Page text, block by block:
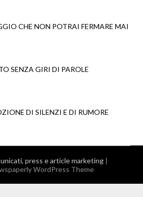
CHE NON POTRAI FERMARE MAI
SENZA GIRI DI PAROLE
DI SILENZI E DI RUMORE
press e article marketing |
WordPress Theme